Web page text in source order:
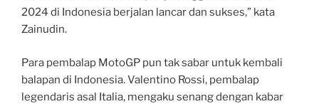
2024 di Indonesia berjalan lancar dan sukses,” kata
Zainudin.
Para pembalap MotoGP pun tak sabar untuk kembali
balapan di Indonesia. Valentino Rossi, pembalap
legendaris asal Italia, mengaku senang dengan kabar